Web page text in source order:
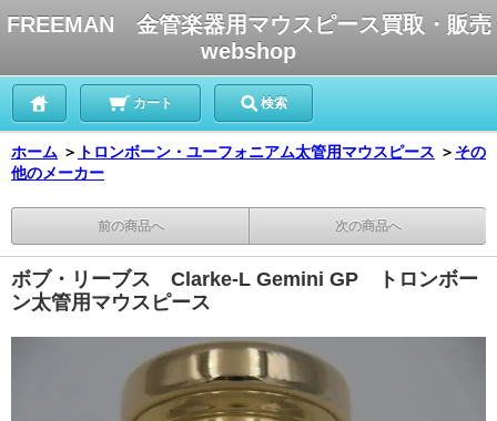
FREEMAN 金管楽器用マウスピース買取・販売
webshop
カート 検索
ホーム ＞ トロンボーン・ユーフォニアム太管用マウスピース ＞ その
他のメーカー
前の商品へ 次の商品へ
ボブ・リーブス Clarke-L Gemini GP トロンボー
ン太管用マウスピース